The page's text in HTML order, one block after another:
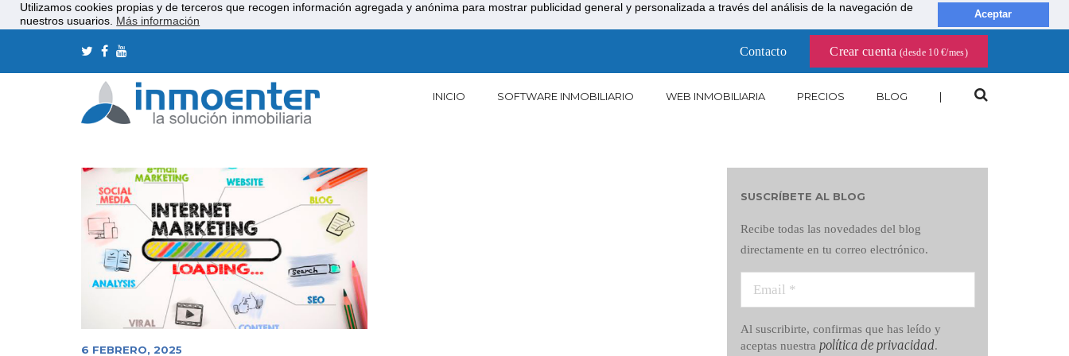
Utilizamos cookies propias y de terceros que recogen información agregada y anónima para mostrar publicidad general y personalizada a través del análisis de la navegación de
nuestros usuarios. Más información
Aceptar
Contacto Crear cuenta(desde 10 €/mes)
INICIO SOFTWARE INMOBILIARIO WEB INMOBILIARIA PRECIOS BLOG |
6 FEBRERO, 2025
SUSCRÍBETE AL BLOG
Recibe todas las novedades del blog
directamente en tu correo electrónico.
Al suscribirte, confirmas que has leído y
aceptas nuestra política de privacidad.